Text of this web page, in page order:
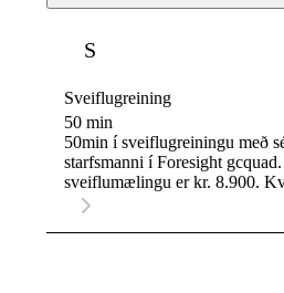
S
Sveiflugreining
50 min
50min í sveiflugreiningu með
starfsmanni í Foresight gcquad. Verð fyrir
sveiflumælingu er kr. 8.900.
5000kr inneign ef viðkomandi